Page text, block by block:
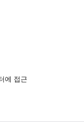
에 접근